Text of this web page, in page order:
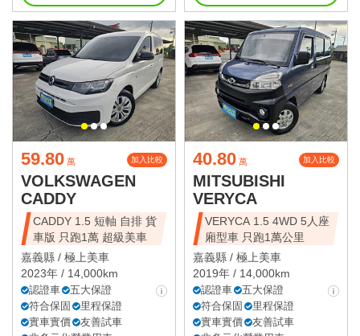
59.80 萬 加入比較
VOLKSWAGEN
CADDY
CADDY 1.5 短軸 自排 貨
車版 只跑1萬 超級美車
嘉義縣 / 極上美車
2023年 / 14,000km
認證車
五大保證
符合保固
里程保證
實車實價
友善試車
40.80 萬 加入比較
MITSUBISHI
VERYCA
VERYCA 1.5 4WD 5人座
廂型車 只跑1萬公里
嘉義縣 / 極上美車
2019年 / 14,000km
認證車
五大保證
符合保固
里程保證
實車實價
友善試車